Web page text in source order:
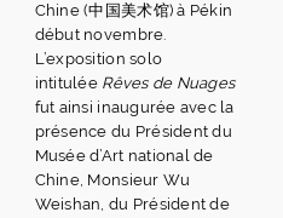
Chine (中国美术馆) à Pékin
début novembre.
L’exposition solo
intitulée Rêves de Nuages
fut ainsi inaugurée avec la
présence du Président du
Musée d’Art national de
Chine, Monsieur Wu
Weishan, du Président de